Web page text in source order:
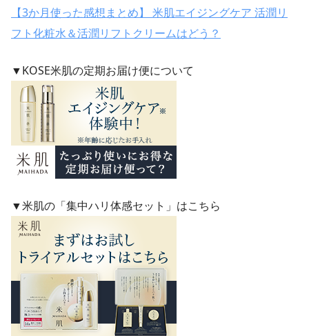
【3か月使った感想まとめ】 米肌エイジングケア 活潤リ
フト化粧水＆活潤リフトクリームはどう？
▼KOSE米肌の定期お届け便について
▼米肌の「集中ハリ体感セット」はこちら